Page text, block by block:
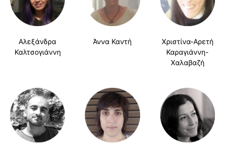
Αλεξάνδρα
Καλτσογιάννη
Άννα Καντή
Χριστίνα-Αρετή
Καραγιάννη-
Χαλαβαζή